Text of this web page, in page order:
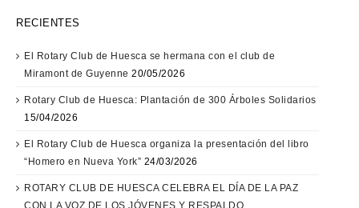
RECIENTES
El Rotary Club de Huesca se hermana con el club de
Miramont de Guyenne 20/05/2026
Rotary Club de Huesca: Plantación de 300 Árboles Solidarios
15/04/2026
El Rotary Club de Huesca organiza la presentación del libro
“Homero en Nueva York” 24/03/2026
ROTARY CLUB DE HUESCA CELEBRA EL DÍA DE LA PAZ
CON LA VOZ DE LOS JÓVENES Y RESPALDO